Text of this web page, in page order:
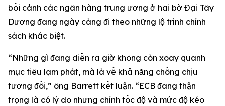
bối cảnh các ngân hàng trung ương ở hai bờ Đại Tây
Dương đang ngày càng đi theo những lộ trình chính
sách khác biệt.
“Những gì đang diễn ra giờ không còn xoay quanh
mục tiêu lạm phát, mà là về khả năng chống chịu
tương đối,” ông Barrett kết luận. “ECB đang thận
trọng là có lý do nhưng chính tốc độ và mức độ kéo